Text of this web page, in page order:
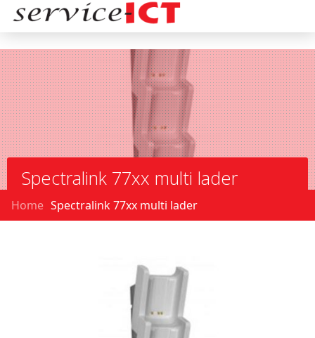
Spectralink 77xx multi lader
Home Spectralink 77xx multi lader